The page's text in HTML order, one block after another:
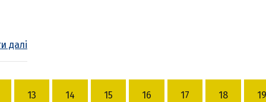
далі
13 14 15 16 17 18 19